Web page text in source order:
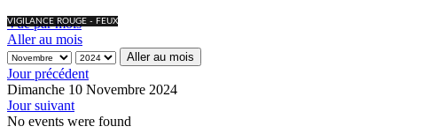
VIGILANCE ROUGE - FEUX
Vue par mois
Aller au mois
Aller au mois
Jour précédent
Dimanche 10 Novembre 2024
Jour suivant
No events were found